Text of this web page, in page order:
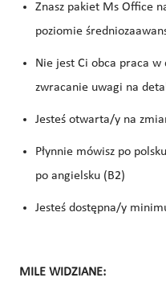
Znasz pakiet Ms Office
poziomie
Nie jest Ci obca praca
zwracanie uwagi na
Jesteś otwarta/y na
Płynnie mówisz po
po angielsku (B2)
Jesteś dostępna/y
MILE WIDZIANE: